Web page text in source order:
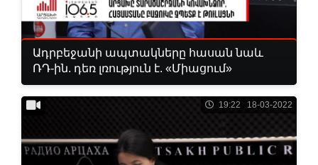
Ադրբեջանի ապտակները հասան նաև
ՌԴ-ին. դեռ լռություն է. «Միացում»
19:22 18-03-2022